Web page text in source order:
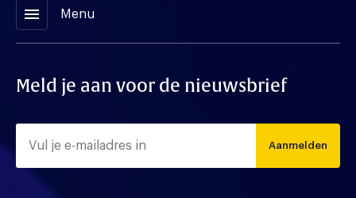
menu Menu
Meld je aan voor de nieuwsbrief
Aanmelden